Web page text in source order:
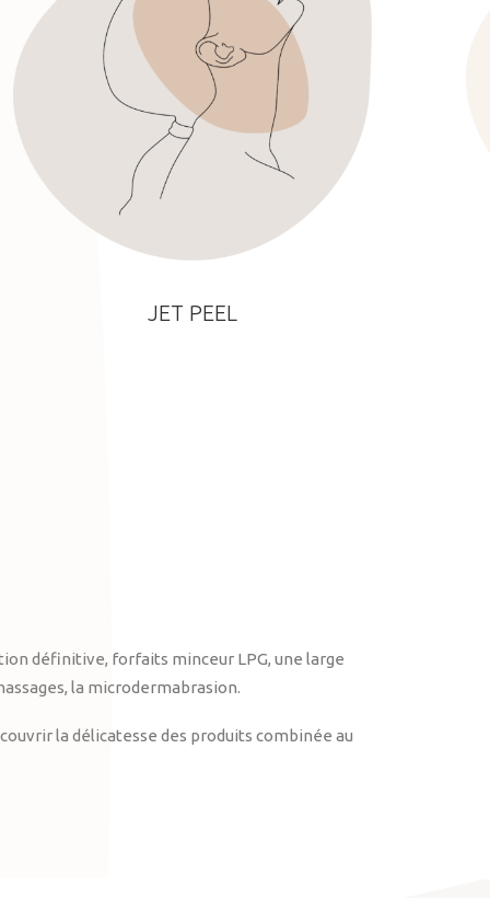
JET PEEL
définitive, forfaits minceur LPG, une large
la microdermabrasion.
la délicatesse des produits combinée au